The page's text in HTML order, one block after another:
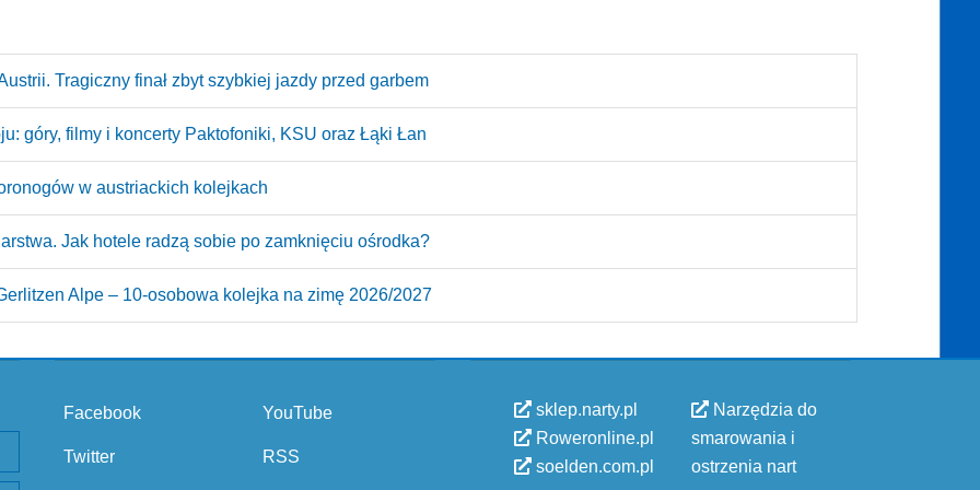
Tragiczny finał zbyt szybkiej jazdy przed garbem
góry, filmy i koncerty Paktofoniki, KSU oraz Łąki Łan
w austriackich kolejkach
Jak hotele radzą sobie po zamknięciu ośrodka?
Alpe – 10‑osobowa kolejka na zimę 2026/2027
Facebook
Twitter
YouTube
RSS
sklep.narty.pl
Roweronline.pl
soelden.com.pl
Narzędzia do
smarowania i
ostrzenia nart